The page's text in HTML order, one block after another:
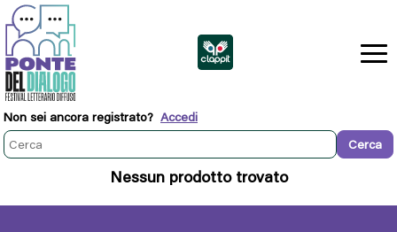
Non sei ancora registrato? Accedi
Nessun prodotto trovato